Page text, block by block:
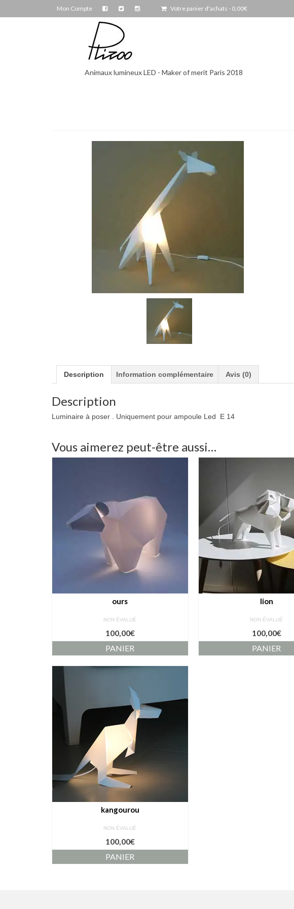
Mon Compte Votre panier d'achats - 0,00€
Animaux lumineux LED - Maker of merit Paris 2018
Description Information complémentaire Avis (0)
Description
Luminaire à poser . Uniquement pour ampoule Led E 14
Vous aimerez peut-être aussi…
ours
NON ÉVALUÉ
100,00€
PANIER
lion
NON ÉVALUÉ
100,00€
PANIER
kangourou
NON ÉVALUÉ
100,00€
PANIER